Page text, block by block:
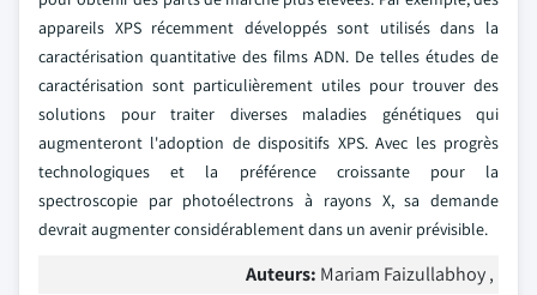
appareils XPS récemment développés sont utilisés dans la
caractérisation quantitative des films ADN. De telles études de
caractérisation sont particulièrement utiles pour trouver des
solutions pour traiter diverses maladies génétiques qui
augmenteront l'adoption de dispositifs XPS. Avec les progrès
technologiques et la préférence croissante pour la
spectroscopie par photoélectrons à rayons X, sa demande
devrait augmenter considérablement dans un avenir prévisible.
Auteurs: Mariam Faizullabhoy ,